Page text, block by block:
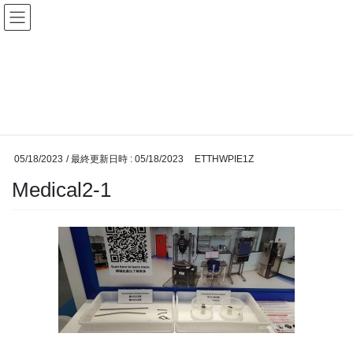
コ
ン
ッ
ナ
ビ
移
05/18/2023 / 最終更新日時 : 05/18/2023 ETTHWPIE1Z
Medical2-1